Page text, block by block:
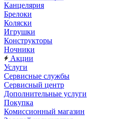
Канцелярия
Брелоки
Коляски
Игрушки
Конструкторы
Ночники
Акции
Услуги
Сервисные службы
Сервисный центр
Дополнительные услуги
Покупка
Комиссионный магазин